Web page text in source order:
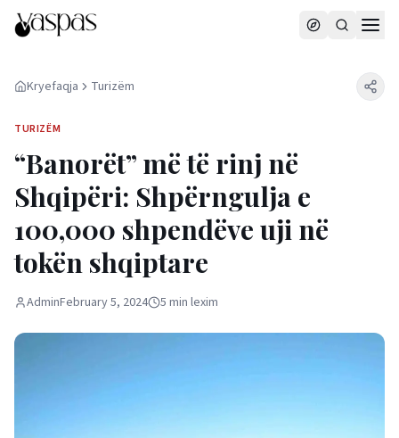
Kryefaqja Turizëm
TURIZËM
“Banorët” më të rinj në
Shqipëri: Shpërngulja e
100,000 shpendëve uji në
tokën shqiptare
AdminFebruary 5, 2024 5 min lexim